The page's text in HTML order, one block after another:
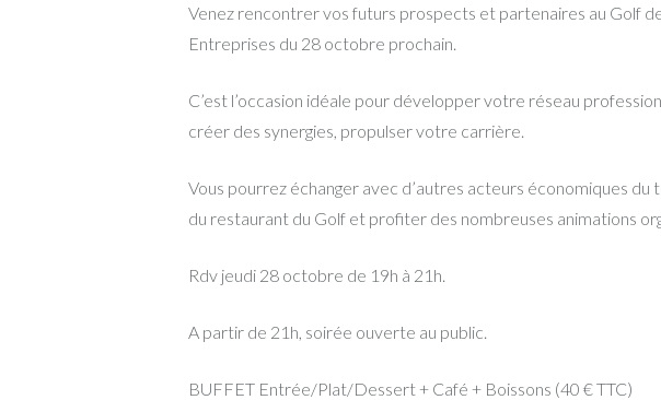
Venez rencontrer vos futurs prospects et partenaires au Golf
Entreprises du 28 octobre prochain.
C’est l’occasion idéale pour développer votre réseau
créer des synergies, propulser votre carrière.
Vous pourrez échanger avec d’autres acteurs économiques
du restaurant du Golf et profiter des nombreuses animations
Rdv jeudi 28 octobre de 19h à 21h.
A partir de 21h, soirée ouverte au public.
BUFFET Entrée/Plat/Dessert + Café + Boissons (40 € TTC)